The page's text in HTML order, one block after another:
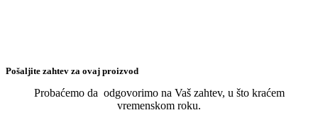
Pošaljite zahtev za ovaj proizvod
Probaćemo da odgovorimo na Vaš zahtev, u što kraćem
vremenskom roku.